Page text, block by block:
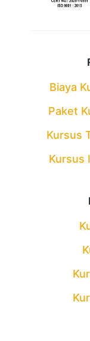
Biaya
Paket
Kursus
Kursus